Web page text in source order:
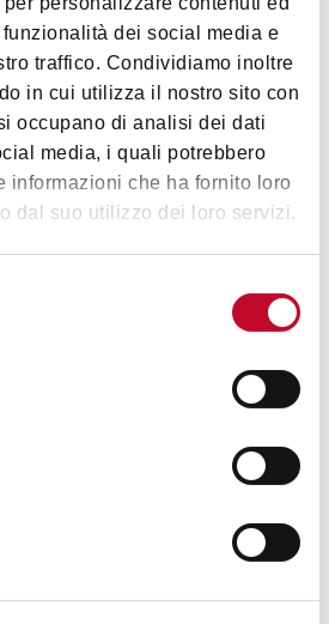
dei social media e
traffico. Condividiamo inoltre
in cui utilizza il nostro sito con
occupano di analisi dei dati
media, i quali potrebbero
informazioni che ha fornito loro
dal suo utilizzo dei loro servizi.
soggetta a tassa di soggiorno nel